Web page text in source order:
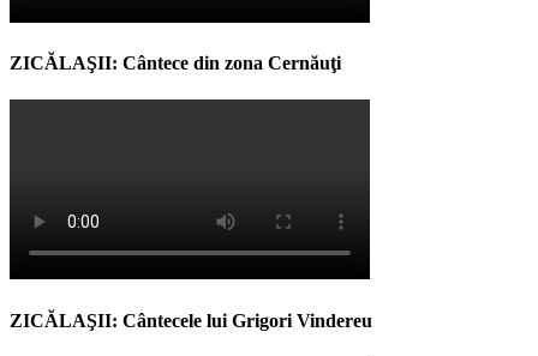
ZICĂLAŞII: Cântece din zona Cernăuţi
ZICĂLAŞII: Cântecele lui Grigori Vindereu